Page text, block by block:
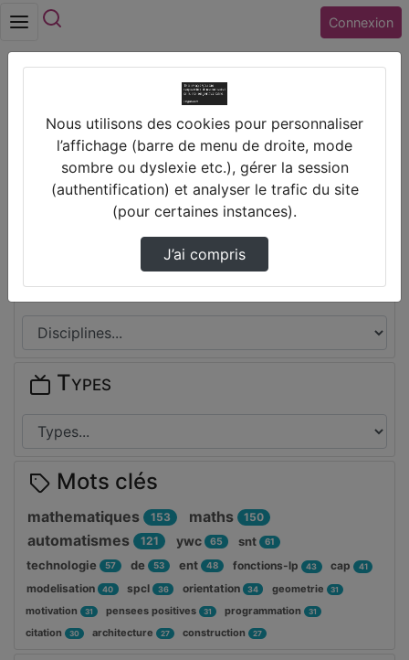
Connexion
Collège JEAN MOULIN (18) ST AMAND
MONTROND
Thèmes de Collège JEAN MOULIN
Disciplines
Types
Mots clés
mathematiques 153 maths 150
automatismes 121 ywc 65 snt 61
technologie 57 de 53 ent 48 fonctions-lp 43 cap 41
modelisation 40 spcl 36 orientation 34 geometrie 31
motivation 31 pensees positives 31 programmation 31
citation 30 architecture 27 construction 27
Nous utilisons des cookies pour personnaliser
l’affichage (barre de menu de droite, mode
sombre ou dyslexie etc.), gérer la session
(authentification) et analyser le trafic du site
(pour certaines instances).
J’ai compris